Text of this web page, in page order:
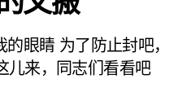
眼睛 为了防止封吧，
儿来，同志们看看吧